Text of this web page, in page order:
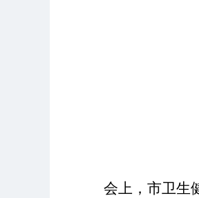
会上，市卫生